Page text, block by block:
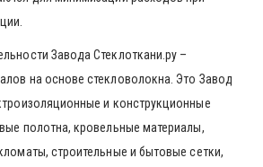
Завода Стеклоткани.ру –
на основе стекловолокна. Это Завод
и конструкционные
полотна, кровельные материалы,
строительные и бытовые сетки,